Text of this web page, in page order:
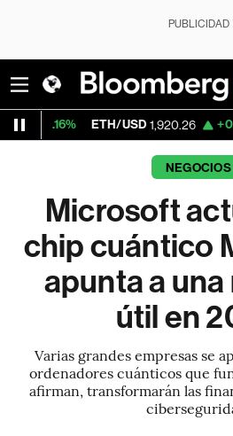
PUBLICIDAD
ETH/USD 1,920.26 +0.06% Visa
NEGOCIOS
Microsoft
chip cuántico
apunta a
útil en
Varias grandes empresas se
ordenadores cuánticos que
afirman, transformarán las